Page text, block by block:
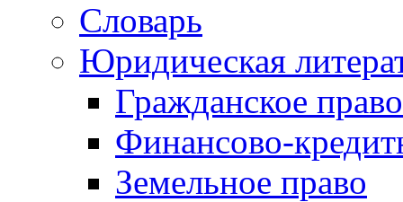
Словарь
Юридическая
Гражданское право
Финансово-
Земельное право